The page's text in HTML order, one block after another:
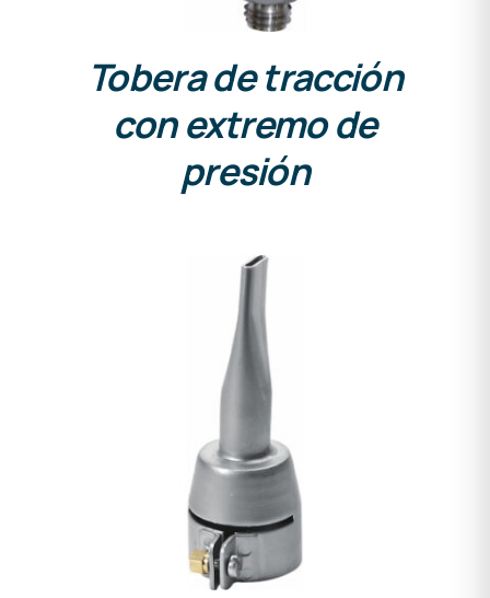
Tobera de tracción
con extremo de
presión